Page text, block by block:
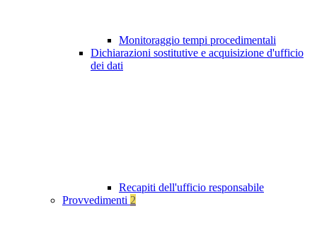
Monitoraggio tempi procedimentali
Dichiarazioni sostitutive e acquisizione d'ufficio
dei dati
Recapiti dell'ufficio responsabile
Provvedimenti 2